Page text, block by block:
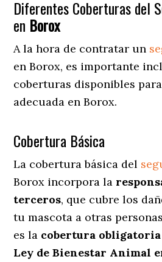
Diferentes Coberturas del
en Borox
A la hora de contratar un
en Borox, es importante
coberturas disponibles
adecuada en Borox.
Cobertura Básica
La cobertura básica del
Borox incorpora la
terceros, que cubre los
tu mascota a otras
es la cobertura obligatoria
Ley de Bienestar Animal